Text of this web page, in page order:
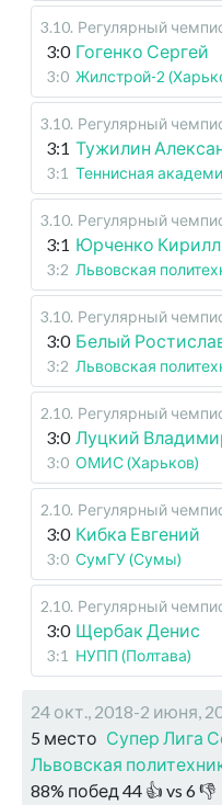
3.10. Регулярный
3:0 Гогенко Сергей
3:0 Жилстрой-2
3.10. Регулярный
3:1 Тужилин
3:1 Теннисная
3.10. Регулярный
3:1 Юрченко Кирилл
3:2 Львовская
3.10. Регулярный
3:0 Белый
3:2 Львовская
2.10. Регулярный
3:0 Луцкий
3:0 ОМИС (Харьков)
2.10. Регулярный
3:0 Кибка Евгений
3:0 СумГУ (Сумы)
2.10. Регулярный
3:0 Щербак Денис
3:1 НУПП (Полтава)
24 окт., 2018-2 июня,
5 место Супер Лига
Львовская
88% побед 44 👍 vs 6👎